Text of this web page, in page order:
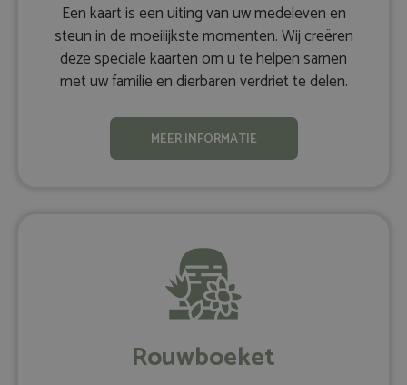
Een kaart is een uiting van uw medeleven en
steun in de moeilijkste momenten. Wij creëren
deze speciale kaarten om u te helpen samen
met uw familie en dierbaren verdriet te delen.
MEER INFORMATIE
Rouwboeket